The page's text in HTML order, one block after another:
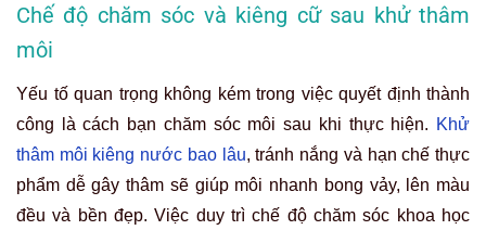
Chế độ chăm sóc và kiêng cữ sau khử thâm
môi
Yếu tố quan trọng không kém trong việc quyết định thành
công là cách bạn chăm sóc môi sau khi thực hiện. Khử
thâm môi kiêng nước bao lâu, tránh nắng và hạn chế thực
phẩm dễ gây thâm sẽ giúp môi nhanh bong vảy, lên màu
đều và bền đẹp. Việc duy trì chế độ chăm sóc khoa học